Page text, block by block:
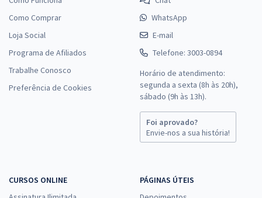
Como Comprar
Loja Social
Programa de Afiliados
Trabalhe Conosco
Preferência de Cookies
WhatsApp
E-mail
Telefone: 3003-0894
Horário de atendimento:
segunda a sexta (8h às 20h),
sábado (9h às 13h).
Foi aprovado?
Envie-nos a sua história!
CURSOS ONLINE
PÁGINAS ÚTEIS